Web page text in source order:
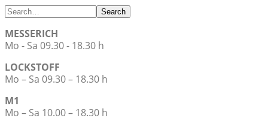
Search
MESSERICH
Mo - Sa 09.30 - 18.30 h
LOCKSTOFF
Mo – Sa 09.30 – 18.30 h
M1
Mo – Sa 10.00 – 18.30 h